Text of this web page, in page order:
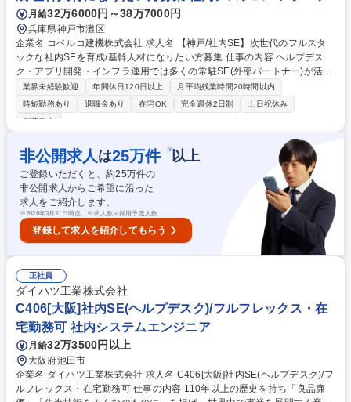
月給32万6000円～38万7000円
兵庫県神戸市灘区
企業名 コベルコ建機株式会社 求人名 【神戸/社内SE】次世代のフルスタ
ックな社内SEを育成/基幹人材になりたい方募集 仕事の内容 ヘルプデス
ク・アプリ開発・インフラ運用では多くの常駐SE(外部パートナー)が活躍
しており、彼らと密に連携して幅広い現場経験を積み、自社側の立場で企
画・設計や技術的な指示・相談対応を担っていただきます。 ＜入社後の流
れ（育成ロードマップ）＞ 【STEP1】土台づくり「ヘルプデスク・運
へ 【STEP3】アプリ開発＋新規事業IT支援＋一気通貫の保守運用＋アプリ
開発＋新規事業IT支援＋一気通貫の保守運用 【STEP4】上流企画・ベンダ
ーコントロール・ガバナンスへ 募集職種 【神戸/社内SE】次世代のフルス
タックな社内SEを育成/基幹人材になりたい方募集
業界未経験歓迎 年間休日120日以上
月平均残業時間20時間以内
時短勤務あり
退職金あり 在宅OK 完全週休2日制
土日祝休み
服装自由
非公開求人 は25万件 ※以上
ご登録いただくと、約25万件の
非公開求人からご希望に沿った
求人をご紹介します。
※2026年3月31日時点 ※求人数＝採用予定人数
登録して求人を紹介してもらう
正社員
ダイハツ工業株式会社
C406[大阪]社内SE(ヘルプデスク)/フルフレックス・在
宅勤務可 社内システムエンジニア
月給32万3500円以上
大阪府池田市
企業名 ダイハツ工業株式会社 求人名 C406[大阪]社内SE(ヘルプデスク)/フ
ルフレックス・在宅勤務可 仕事の内容 110年以上の歴史を持ち「良品廉